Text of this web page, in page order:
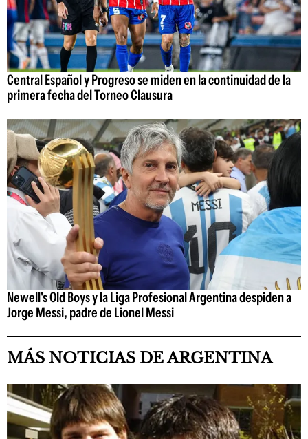
Central Español y Progreso se miden en la continuidad de la
primera fecha del Torneo Clausura
Newell's Old Boys y la Liga Profesional Argentina despiden a
Jorge Messi, padre de Lionel Messi
MÁS NOTICIAS DE ARGENTINA